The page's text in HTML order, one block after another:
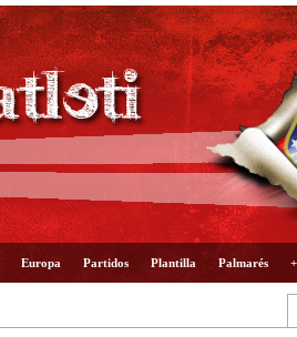
Europa Partidos Plantilla Palmarés